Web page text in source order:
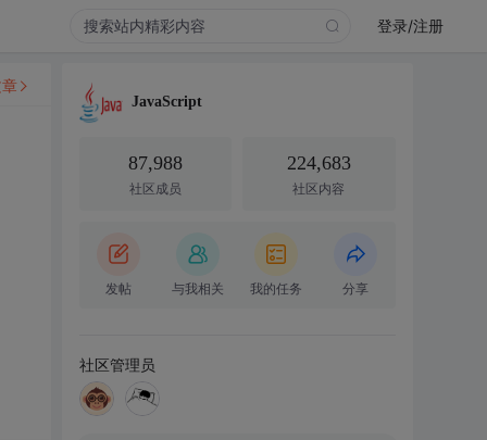
登录/注册
JavaScript
87,988
社区成员
224,683
社区内容
发帖 与我相关 我的任务 分享
社区管理员